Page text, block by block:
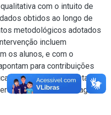
com o intuito de
obtidos ao longo de
metodológicos adotados
incluem
os alunos, e com o
para contribuições
do EJA, com destaque
visual nas imagens